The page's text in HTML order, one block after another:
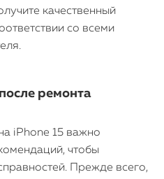
качественный
со всеми
ремонта
iPhone 15 важно
чтобы
Прежде всего,